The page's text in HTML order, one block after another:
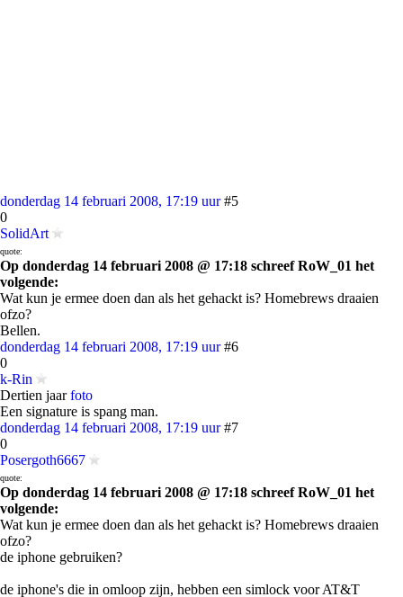
donderdag 14 februari 2008, 17:19 uur #5
0
SolidArt
quote:
Op donderdag 14 februari 2008 @ 17:18 schreef RoW_01 het
volgende:
Wat kun je ermee doen dan als het gehackt is? Homebrews draaien
ofzo?
Bellen.
donderdag 14 februari 2008, 17:19 uur #6
0
k-Rin
Dertien jaarfoto
Een signature is spang man.
donderdag 14 februari 2008, 17:19 uur #7
0
Posergoth6667
quote:
Op donderdag 14 februari 2008 @ 17:18 schreef RoW_01 het
volgende:
Wat kun je ermee doen dan als het gehackt is? Homebrews draaien
ofzo?
de iphone gebruiken?
de iphone's die in omloop zijn, hebben een simlock voor AT&T